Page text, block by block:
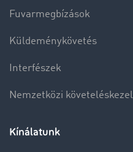
Fuvarmegbízások
Küldeménykövetés
Interfészek
Nemzetközi
Kínálatunk